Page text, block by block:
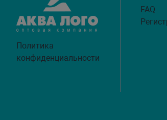
Политика
конфиденциальности
FAQ